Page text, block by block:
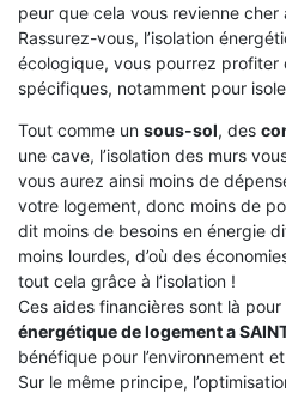
peur que cela vous revienne
Rassurez-vous, l’isolation
écologique, vous pourrez profiter
spécifiques, notamment pour
Tout comme un sous-sol, des
une cave, l’isolation des murs
vous aurez ainsi moins de
votre logement, donc moins de
dit moins de besoins en énergie
moins lourdes, d’où des
tout cela grâce à l’isolation !
Ces aides financières sont là
énergétique de logement a
bénéfique pour l’environnement
Sur le même principe,